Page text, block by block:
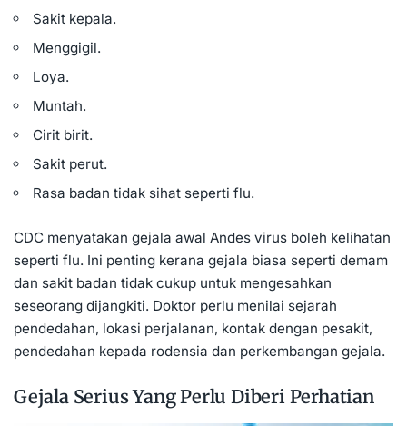
Sakit kepala.
Menggigil.
Loya.
Muntah.
Cirit birit.
Sakit perut.
Rasa badan tidak sihat seperti flu.
CDC menyatakan gejala awal Andes virus boleh kelihatan
seperti flu. Ini penting kerana gejala biasa seperti demam
dan sakit badan tidak cukup untuk mengesahkan
seseorang dijangkiti. Doktor perlu menilai sejarah
pendedahan, lokasi perjalanan, kontak dengan pesakit,
pendedahan kepada rodensia dan perkembangan gejala.
Gejala Serius Yang Perlu Diberi Perhatian